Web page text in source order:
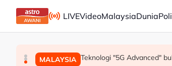
Skip to main content
LIVEVideoMalaysiaDunia
SUKAN Mohamed Salah sertai
MALAYSIA Berita tempatan pilihan
MALAYSIA Teknologi "5G Advanced"